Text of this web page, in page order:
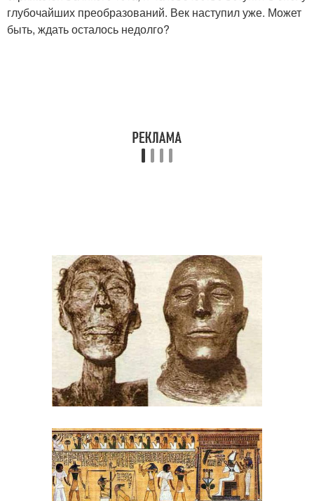
глубочайших преобразований. Век наступил уже. Может
быть, ждать осталось недолго?